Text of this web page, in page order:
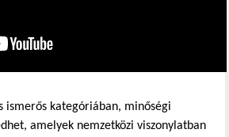
ismerős kategóriában, minőségi
amelyek nemzetközi viszonylatban